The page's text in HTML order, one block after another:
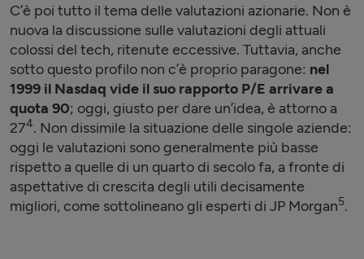
C’è poi tutto il tema delle valutazioni azionarie. Non è
nuova la discussione sulle valutazioni degli attuali
colossi del tech, ritenute eccessive. Tuttavia, anche
sotto questo profilo non c’è proprio paragone: nel
1999 il Nasdaq vide il suo rapporto P/E arrivare a
quota 90; oggi, giusto per dare un’idea, è attorno a
274. Non dissimile la situazione delle singole aziende:
oggi le valutazioni sono generalmente più basse
rispetto a quelle di un quarto di secolo fa, a fronte di
aspettative di crescita degli utili decisamente
migliori, come sottolineano gli esperti di JP Morgan5.